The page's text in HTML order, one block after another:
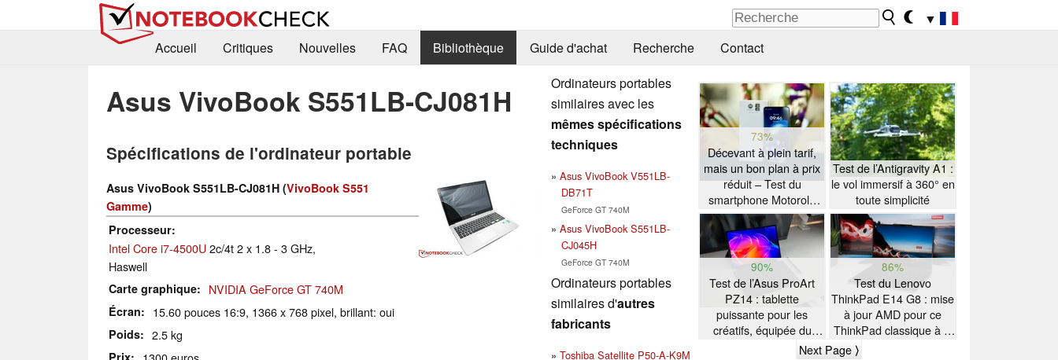
▼
Accueil
Critiques Nouvelles FAQ Bibliothèque Guide d'achat Recherche Contact
Asus VivoBook S551LB-CJ081H
Spécifications de l'ordinateur portable
Asus VivoBook S551LB-CJ081H (VivoBook S551
Gamme)
Processeur
Intel Core i7-4500U2c/4t 2 x 1.8 - 3 GHz,
Haswell
Carte graphique NVIDIA GeForce GT 740M
Écran 15.60 pouces 16:9, 1366 x 768 pixel, brillant: oui
Poids 2.5 kg
Ordinateurs portables
similaires avec les
mêmes spécifications
techniques
Asus VivoBook V551LB-
DB71T
GeForce GT 740M
Asus VivoBook S551LB-
CJ045H
GeForce GT 740M
Ordinateurs portables
similaires d'autres
fabricants
Toshiba Satellite P50-A-K9M
73%
Décevant à plein tarif,
mais un bon plan à prix
réduit – Test du
smartphone Motorola
Moto G47
Test de l’Antigravity A1 :
le vol immersif à 360° en
toute simplicité
90%
Test de l’Asus ProArt
PZ14 : tablette
puissante pour les
créatifs, équipée du
Snapdragon X2 Elite
86%
Test du Lenovo
ThinkPad E14 G8 : mise
à jour AMD pour ce
ThinkPad classique à la
grosse autonomie
Next Page ⟩